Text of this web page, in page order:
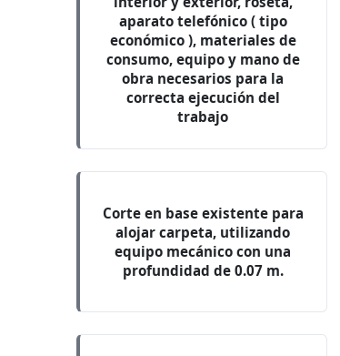
aparato telefónico ( tipo
económico ), materiales de
consumo, equipo y mano de
obra necesarios para la
correcta ejecución del
trabajo
Corte en base existente para
alojar carpeta, utilizando
equipo mecánico con una
profundidad de 0.07 m.